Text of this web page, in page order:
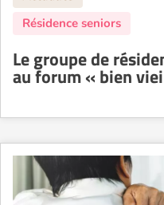
Le groupe de
au forum « bien